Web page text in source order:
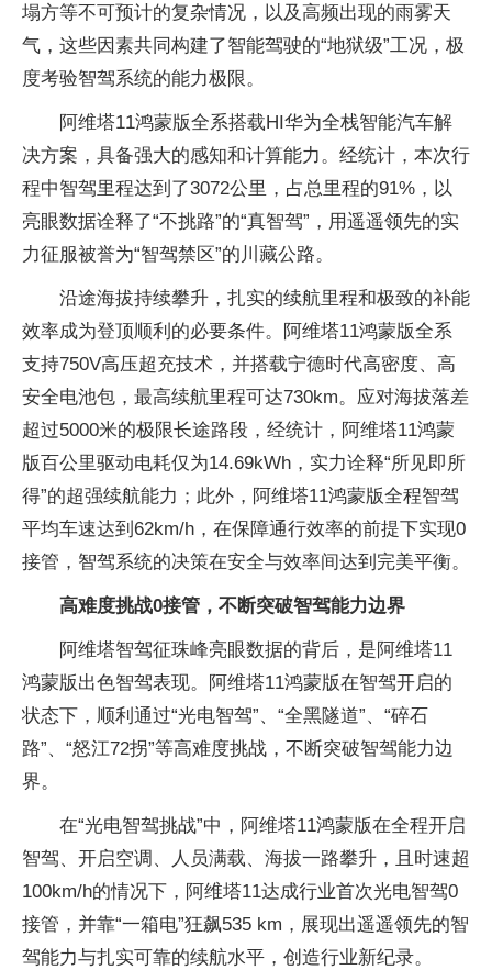
塌方等不可预计的复杂情况，以及高频出现的雨雾天
气，这些因素共同构建了智能驾驶的“地狱级”工况，极
度考验智驾系统的能力极限。
阿维塔11鸿蒙版全系搭载HI华为全栈智能汽车解
决方案，具备强大的感知和计算能力。经统计，本次行
程中智驾里程达到了3072公里，占总里程的91%，以
亮眼数据诠释了“不挑路”的“真智驾”，用遥遥领先的实
力征服被誉为“智驾禁区”的川藏公路。
沿途海拔持续攀升，扎实的续航里程和极致的补能
效率成为登顶顺利的必要条件。阿维塔11鸿蒙版全系
支持750V高压超充技术，并搭载宁德时代高密度、高
安全电池包，最高续航里程可达730km。应对海拔落差
超过5000米的极限长途路段，经统计，阿维塔11鸿蒙
版百公里驱动电耗仅为14.69kWh，实力诠释“所见即所
得”的超强续航能力；此外，阿维塔11鸿蒙版全程智驾
平均车速达到62km/h，在保障通行效率的前提下实现0
接管，智驾系统的决策在安全与效率间达到完美平衡。
高难度挑战0接管，不断突破智驾能力边界
阿维塔智驾征珠峰亮眼数据的背后，是阿维塔11
鸿蒙版出色智驾表现。阿维塔11鸿蒙版在智驾开启的
状态下，顺利通过“光电智驾”、“全黑隧道”、“碎石
路”、“怒江72拐”等高难度挑战，不断突破智驾能力边
界。
在“光电智驾挑战”中，阿维塔11鸿蒙版在全程开启
智驾、开启空调、人员满载、海拔一路攀升，且时速超
100km/h的情况下，阿维塔11达成行业首次光电智驾0
接管，并靠“一箱电”狂飙535 km，展现出遥遥领先的智
驾能力与扎实可靠的续航水平，创造行业新纪录。